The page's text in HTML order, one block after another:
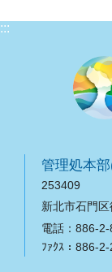
:::
管理処本
253409
新北市石門
電話：886-
ﾌｧｸｽ：886-